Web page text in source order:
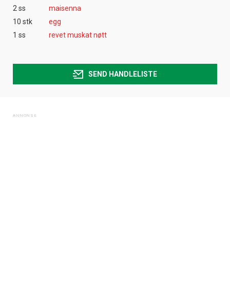
2 ss
maisenna
10 stk
egg
1 ss
revet muskat nøtt
SEND HANDLELISTE